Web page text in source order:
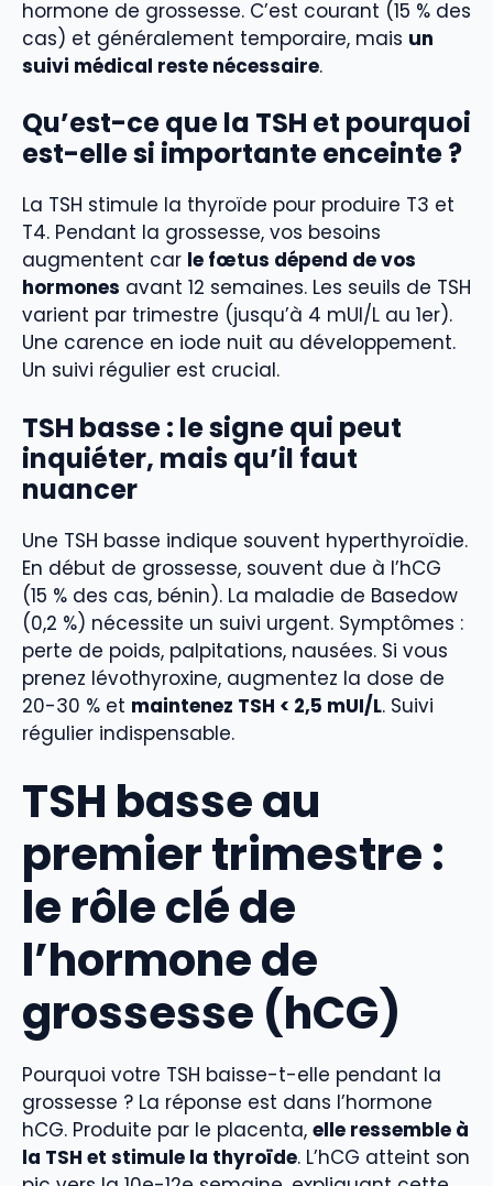
hormone de grossesse. C’est courant (15 % des
cas) et généralement temporaire, mais un
suivi médical reste nécessaire.
Qu’est-ce que la TSH et pourquoi
est-elle si importante enceinte ?
La TSH stimule la thyroïde pour produire T3 et
T4. Pendant la grossesse, vos besoins
augmentent car le fœtus dépend de vos
hormones avant 12 semaines. Les seuils de TSH
varient par trimestre (jusqu’à 4 mUI/L au 1er).
Une carence en iode nuit au développement.
Un suivi régulier est crucial.
TSH basse : le signe qui peut
inquiéter, mais qu’il faut
nuancer
Une TSH basse indique souvent hyperthyroïdie.
En début de grossesse, souvent due à l’hCG
(15 % des cas, bénin). La maladie de Basedow
(0,2 %) nécessite un suivi urgent. Symptômes :
perte de poids, palpitations, nausées. Si vous
prenez lévothyroxine, augmentez la dose de
20-30 % et maintenez TSH < 2,5 mUI/L. Suivi
régulier indispensable.
TSH basse au
premier trimestre :
le rôle clé de
l’hormone de
grossesse (hCG)
Pourquoi votre TSH baisse-t-elle pendant la
grossesse ? La réponse est dans l’hormone
hCG. Produite par le placenta, elle ressemble à
la TSH et stimule la thyroïde. L’hCG atteint son